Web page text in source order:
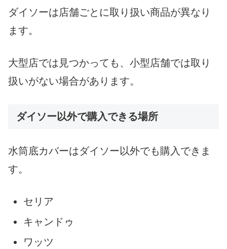
ダイソーは店舗ごとに取り扱い商品が異なり
ます。
大型店では見つかっても、小型店舗では取り
扱いがない場合があります。
ダイソー以外で購入できる場所
水筒底カバーはダイソー以外でも購入できま
す。
セリア
キャンドゥ
ワッツ